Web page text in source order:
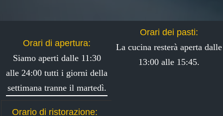
Orari di apertura:
Siamo aperti dalle 11:30
alle 24:00 tutti i giorni della
settimana tranne il martedì.
Orari dei pasti:
La cucina resterà aperta dalle
13:00 alle 15:45.
Orario di ristorazione: